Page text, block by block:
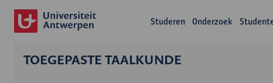
Studeren Onderzoek
TOEGEPASTE TAALKUNDE